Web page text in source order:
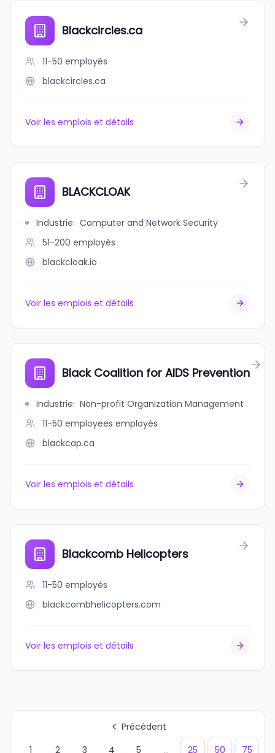
Blackcircles.ca
11-50 employés
blackcircles.ca
Voir les emplois et détails
BLACKCLOAK
Industrie: Computer and Network Security
51-200 employés
blackcloak.io
Voir les emplois et détails
Black Coalition for AIDS Prevention
Industrie: Non-profit Organization Management
11-50 employees employés
blackcap.ca
Voir les emplois et détails
Blackcomb Helicopters
11-50 employés
blackcombhelicopters.com
Voir les emplois et détails
Précédent
1
2 3 4 5 ... 25 50 75